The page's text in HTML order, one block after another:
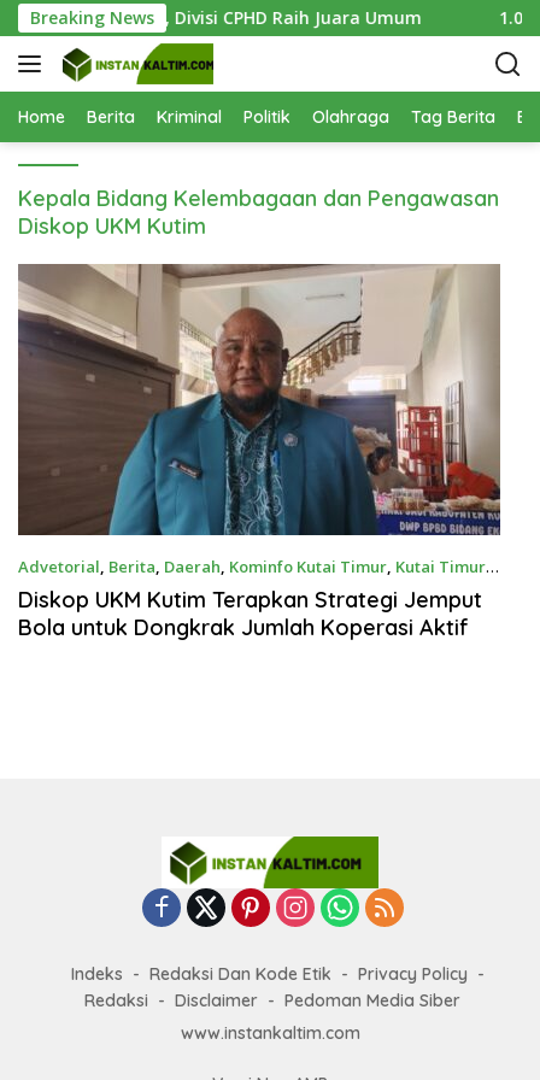
a
g
u
Breaking News
Sukses Digelar, Divisi CPHD Raih Juara Umum
Home Berita Kriminal Politik Olahraga Tag Berita
Kepala Bidang Kelembagaan dan Pengawasan
Diskop UKM Kutim
Advetorial, Berita, Daerah, Kominfo Kutai Timur, Kutai Timur
November 30, 2025
Diskop UKM Kutim Terapkan Strategi Jemput
Bola untuk Dongkrak Jumlah Koperasi Aktif
Indeks Redaksi Dan Kode Etik
Privacy Policy
Redaksi
Disclaimer
Pedoman Media Siber
www.instankaltim.com